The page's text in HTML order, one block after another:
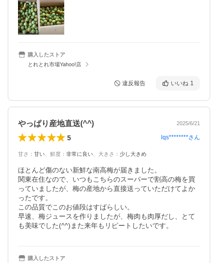
購入したストア
とれとれ市場Yahoo!店
違反報告 いいね 1
やっぱり産地直送(^^) 2025/6/21
5 lqs********さん
甘さ ： 甘い 鮮度 ： 非常に良い 大きさ ： 少し大きめ
ほとんど傷のない新鮮な南高梅が届きました。
関東在住なので、いつもこちらのスーパーで割高の梅を買
っていましたが、梅の産地から直接送っていただけてよか
ったです。
この品質でこのお値段はすばらしい。
早速、梅ジュースを作りましたが、梅肉も肉厚だし、とて
も美味でした(^^)また来年もリピートしたいです。
購入したストア